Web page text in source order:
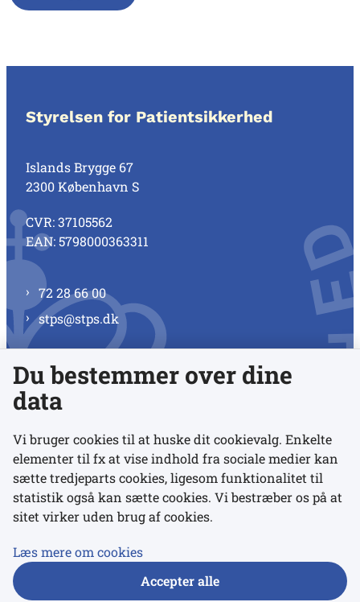
Styrelsen for Patientsikkerhed
Islands Brygge 67
2300 København S
CVR: 37105562
EAN: 5798000363311
72 28 66 00
stps@stps.dk
Se alle kontaktnumre
Links
Udgivelser
Du bestemmer over dine
data
Vi bruger cookies til at huske dit cookievalg. Enkelte
elementer til fx at vise indhold fra sociale medier kan
sætte tredjeparts cookies, ligesom funktionalitet til
statistik også kan sætte cookies. Vi bestræber os på at
sitet virker uden brug af cookies.
Læs mere om cookies
Accepter alle